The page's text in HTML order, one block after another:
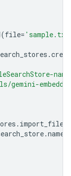
(file=
.
gemini-
. import_file
.name